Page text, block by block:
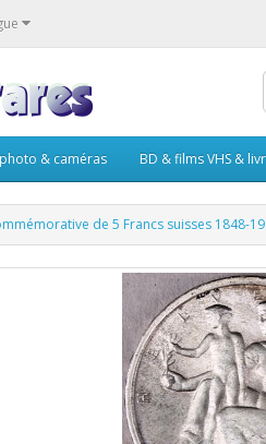
& caméras BD & films VHS &
de 5 Francs suisses 1848-